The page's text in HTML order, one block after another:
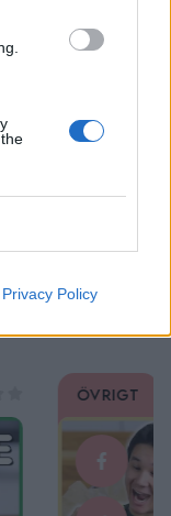
Privacy Policy
Övrigt